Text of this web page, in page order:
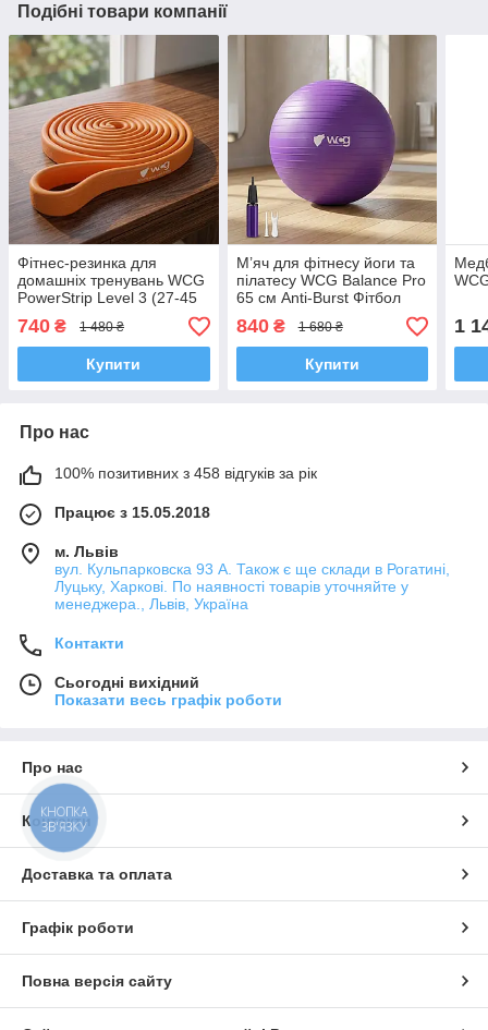
Подібні товари компанії
Фітнес-резинка для
домашніх тренувань WCG
PowerStrip Level 3 (27-45
кг) Гумовий еспандер для
підтягувань та кросфіту
208х2.8 см
740 ₴ 1 480 ₴
Купити
М’яч для фітнесу йоги та
пілатесу WCG Balance Pro
65 см Anti-Burst Фітбол
для вагітних та тренувань
вдома та у спортзалі з
насосом
840₴ 1 680 ₴
Купити
1
Про нас
100% позитивних з 458 відгуків за рік
Працює з 15.05.2018
м. Львів
вул. Кульпарковска 93 А. Також є ще склади в Рогатині,
Луцьку, Харкові. По наявності товарів уточняйте у
менеджера., Львів, Україна
Контакти
Сьогодні вихідний
Показати весь графік роботи
Про нас
Контакти
Доставка та оплата
Графік роботи
Повна версія сайту
КНОПКА
ЗВ'ЯЗКУ